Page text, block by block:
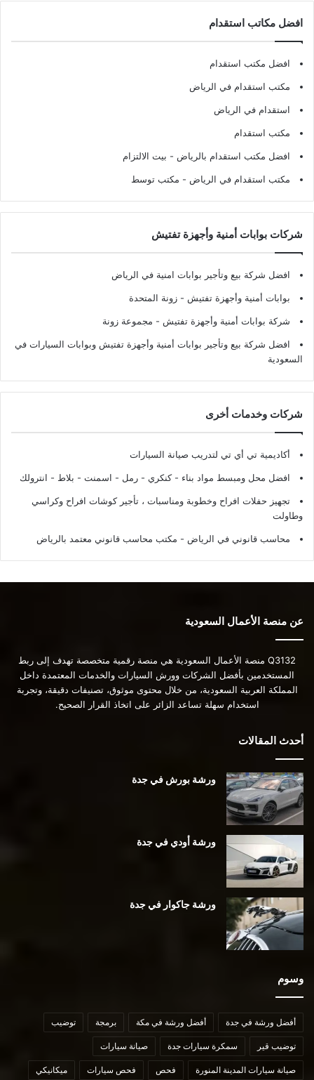
افضل مكاتب استقدام
افضل مكتب استقدام
مكتب استقدام في الرياض
استقدام في الرياض
مكتب استقدام
افضل مكتب استقدام بالرياض - بيت الالتزام
مكتب استقدام في الرياض - مكتب توسط
شركات بوابات أمنية وأجهزة تفتيش
افضل شركة بيع وتأجير بوابات امنية في الرياض
بوابات أمنية وأجهزة تفتيش - زونة المتحدة
شركة بوابات أمنية وأجهزة تفتيش - مجموعة زونة
افضل شركة بيع وتأجير بوابات أمنية وأجهزة تفتيش وبوابات السيارات في
السعودية
شركات وخدمات أخرى
أكاديمية تي أي تي لتدريب صيانة السيارات
افضل محل ومبسط مواد بناء - كنكري - رمل - اسمنت - بلاط - انترولك
تجهيز حفلات افراح وخطوبة ومناسبات ، تأجير كوشات افراح وكراسي
وطاولت
محاسب قانوني في الرياض - مكتب محاسب قانوني معتمد بالرياض
عن منصة الأعمال السعودية
Q3132 منصة الأعمال السعودية هي منصة رقمية متخصصة تهدف إلى ربط
المستخدمين بأفضل الشركات وورش السيارات والخدمات المعتمدة داخل
المملكة العربية السعودية، من خلال محتوى موثوق، تصنيفات دقيقة، وتجربة
استخدام سهلة تساعد الزائر على اتخاذ القرار الصحيح.
أحدث المقالات
ورشة بورش في جدة
ورشة أودي في جدة
ورشة جاكوار في جدة
وسوم
أفضل ورشة في جدة أفضل ورشة في مكة برمجة توضيب
توضيب قير سمكرة سيارات جدة صيانة سيارات
صيانة سيارات المدينة المنورة فحص فحص سيارات ميكانيكي